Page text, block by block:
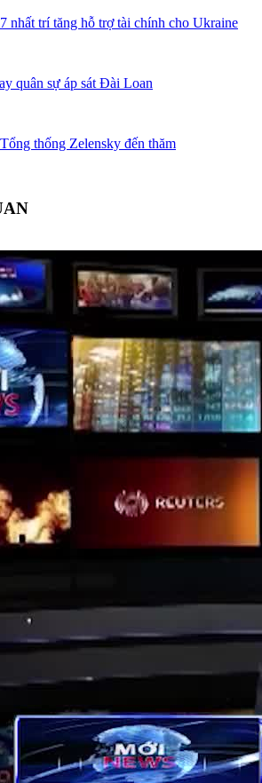
nhất trí tăng hỗ trợ tài chính cho Ukraine
quân sự áp sát Đài Loan
thống Zelensky đến thăm